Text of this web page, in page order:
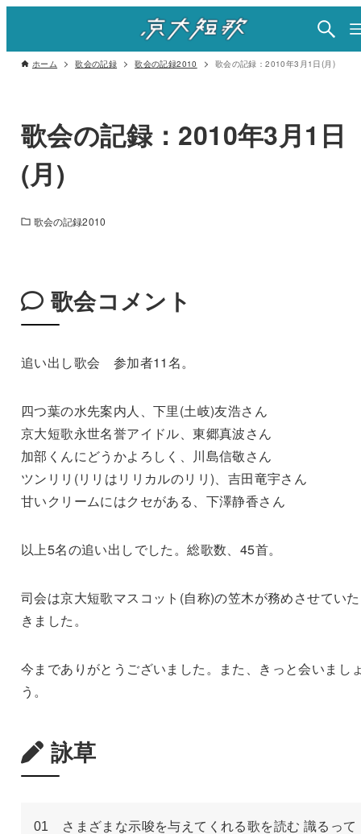
ホーム 歌会の記録 歌会の記録2010 歌会の記録：2010年3月1日(月)
歌会の記録：2010年3月1日
(月)
歌会の記録2010
歌会コメント
追い出し歌会 参加者11名。
四つ葉の水先案内人、下里(土岐)友浩さん
京大短歌永世名誉アイドル、東郷真波さん
加部くんにどうかよろしく、川島信敬さん
ツンリリ(リリはリリカルのリリ)、吉田竜宇さん
甘いクリームにはクセがある、下澤静香さん
以上5名の追い出しでした。総歌数、45首。
司会は京大短歌マスコット(自称)の笠木が務めさせてい
きました。
今までありがとうございました。また、きっと会いまし
う。
詠草
01　さまざまな示唆を与えてくれる歌を読む 識るって